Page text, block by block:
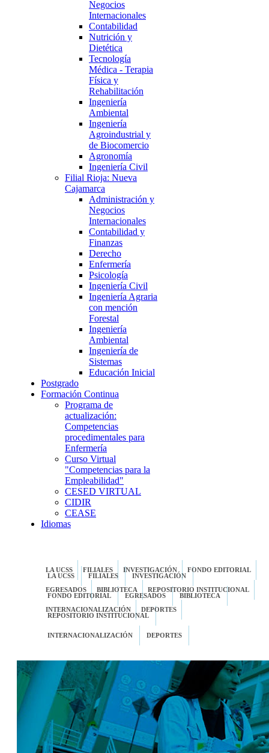
Negocios
Internacionales
Contabilidad
Nutrición y
Dietética
Tecnología
Médica - Terapia
Física y
Rehabilitación
Ingeniería
Ambiental
Ingeniería
Agroindustrial y
de Biocomercio
Agronomía
Ingeniería Civil
Filial Rioja: Nueva
Cajamarca
Administración y
Negocios
Internacionales
Contabilidad y
Finanzas
Derecho
Enfermería
Psicología
Ingeniería Civil
Ingeniería Agraria
con mención
Forestal
Ingeniería
Ambiental
Ingeniería de
Sistemas
Educación Inicial
Postgrado
Formación Continua
Programa de
actualización:
Competencias
procedimentales para
Enfermería
Curso Virtual
"Competencias para la
Empleabilidad"
CESED VIRTUAL
CIDIR
CEASE
Idiomas
LA UCSS FILIALES INVESTIGACIÓN FONDO EDITORIAL
EGRESADOS BIBLIOTECA REPOSITORIO INSTITUCIONAL
INTERNACIONALIZACIÓN DEPORTES
LA UCSS FILIALES INVESTIGACIÓN
FONDO EDITORIAL EGRESADOS BIBLIOTECA
REPOSITORIO INSTITUCIONAL
INTERNACIONALIZACIÓN DEPORTES